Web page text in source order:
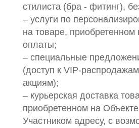
стилиста (бра - фитинг),
– услуги по
на товаре, приобретенном
оплаты;
– специальные
(доступ к VIP-
акциям);
– курьерская доставка
приобретенном на
Участником адресу, с